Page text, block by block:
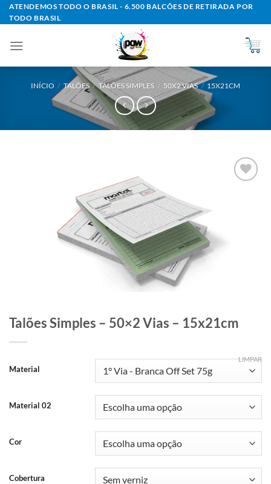
Skip
to
ATENDEMOS TODO O BRASIL - 6.500 BALCÕES DE RETIRADA POR
TODO BRASIL
INÍCIO / TALÕES / TALÕES SIMPLES / 50X2 VIAS / 15X21CM
Talões Simples – 50×2 Vias – 15x21cm
Material
Material 02
Cor
Cobertura
LIMPAR